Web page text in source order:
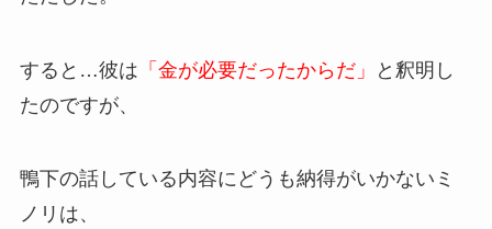
すると…彼は 「金が必要だったからだ」
と釈明し
たのですが、
鴨下の話している内容にどうも納得がいかないミ
ノリは、